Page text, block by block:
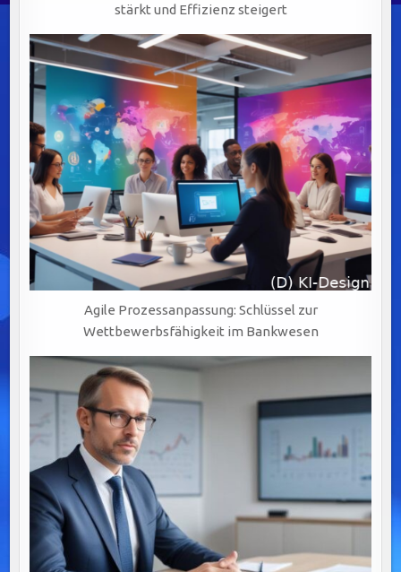
stärkt und Effizienz steigert
Agile Prozessanpassung: Schlüssel zur
Wettbewerbsfähigkeit im Bankwesen